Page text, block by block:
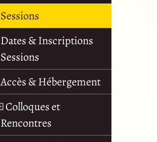
Sessions
Dates & Inscriptions
Sessions
Accès & Hébergement
Colloques et
Rencontres